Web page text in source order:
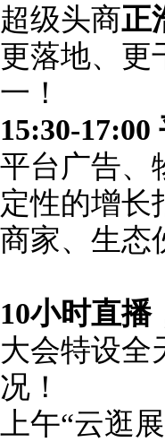
超级头商正
更落地、更
一！
15:30-17:00
平台广告、
定性的增长
商家、生态
10小时直播
大会特设全
况！
上午“云逛